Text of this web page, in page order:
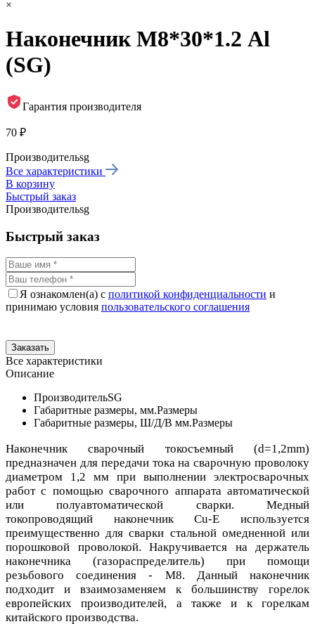
×
Наконечник М8*30*1.2 Al
(SG)
Гарантия производителя
70 ₽
Производительsg
Все характеристики
В корзину
Быстрый заказ
Производительsg
Быстрый заказ
Я ознакомлен(а) с политикой конфиденциальности и
принимаю условия пользовательского соглашения
Все характеристики
Описание
ПроизводительSG
Габаритные размеры, мм.Размеры
Габаритные размеры, Ш/Д/В мм.Размеры
Наконечник сварочный токосъемный (d=1,2mm)
предназначен для передачи тока на сварочную проволоку
диаметром 1,2 мм при выполнении электросварочных
работ с помощью сварочного аппарата автоматической
или полуавтоматической сварки. Медный
токопроводящий наконечник Cu-E используется
преимущественно для сварки стальной омедненной или
порошковой проволокой. Накручивается на держатель
наконечника (газораспределитель) при помощи
резьбового соединения - М8. Данный наконечник
подходит и взаимозаменяем к большинству горелок
европейских производителей, а также и к горелкам
китайского производства.